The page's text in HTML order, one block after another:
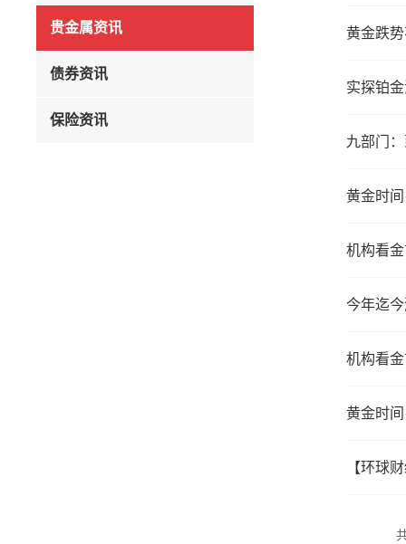
贵金属资讯
债券资讯
保险资讯
黄金跌
实探铂
九部门
机构看
今年迄
机构看
黄金时
【环球